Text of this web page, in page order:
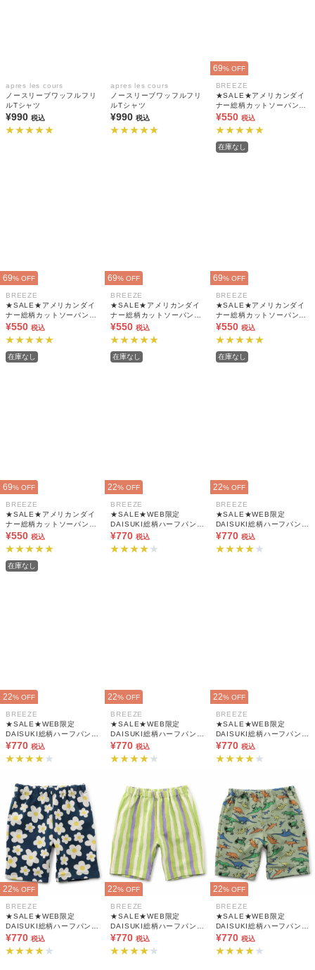
apres les cours
ノースリーブワッフルフリ
ルTシャツ
¥990 税込
apres les cours
ノースリーブワッフルフリ
ルTシャツ
¥990税込
69% OFF
BREEZE
★SALE★アメリカンダイ
ナー総柄カットソーパンツ
10分丈
¥550 税込
在庫なし
69% OFF
BREEZE
★SALE★アメリカンダイ
ナー総柄カットソーパンツ
10分丈
¥550 税込
在庫なし
69% OFF
BREEZE
★SALE★アメリカンダイ
ナー総柄カットソーパンツ
10分丈
¥550 税込
在庫なし
69% OFF
BREEZE
★SALE★アメリカンダイ
ナー総柄カットソーパンツ
10分丈
¥550 税込
在庫なし
69% OFF
BREEZE
★SALE★アメリカンダイ
ナー総柄カットソーパンツ
10分丈
¥550 税込
在庫なし
22% OFF
BREEZE
★SALE★WEB限定
DAISUKI総柄ハーフパンツ
5分丈
¥770 税込
22% OFF
BREEZE
★SALE★WEB限定
DAISUKI総柄ハーフパンツ
5分丈
¥770 税込
22% OFF
BREEZE
★SALE★WEB限定
DAISUKI総柄ハーフパンツ
5分丈
¥770 税込
22% OFF
BREEZE
★SALE★WEB限定
DAISUKI総柄ハーフパンツ
5分丈
¥770 税込
22% OFF
BREEZE
★SALE★WEB限定
DAISUKI総柄ハーフパンツ
5分丈
¥770 税込
22% OFF
BREEZE
★SALE★WEB限定
DAISUKI総柄ハーフパンツ
5分丈
¥770 税込
22% OFF
BREEZE
★SALE★WEB限定
DAISUKI総柄ハーフパンツ
5分丈
¥770 税込
22% OFF
BREEZE
★SALE★WEB限定
DAISUKI総柄ハーフパンツ
5分丈
¥770 税込